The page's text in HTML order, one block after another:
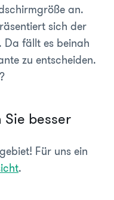
an.
sich der
Da fällt es beinah
zu entscheiden.
?
besser
Für uns ein
.